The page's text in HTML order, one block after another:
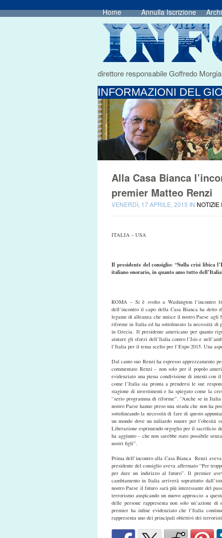
Home Annulla Iscrizione
direttore responsabile Goffredo Morgia
INFORMAZIONI DEL
Alla Casa Bianca
premier Matteo Renzi
VENERDÌ, 17 APRILE, 2015 IN NOTIZIE
ITALIA – USA
Il presidente del consiglio: “Sulla crisi libica
italiano onorario, in quanto amo tutto
ROMA – Si è svolto a Washington l’incontro
dell’incontro il capo della Casa Bianca ha detto
legame di alleanza che unisce il nostro Paese
riforme in Italia ed ha sottolineato la necessità
in Grecia. Il presidente americano per quanto
aiutare gli sforzi dell’Italia contro l’Isis e
l’Italia per il tema scelto per l’Expo 2015. Una
Dal canto suo Renzi ha espresso apprezzamento
commentato Renzi – non solo per il popolo
evidenziato una piena condivisione di intenti con
come l’Italia sia pronta a prendersi le sue
stagione di investimenti e ha spiegato come la
“serio programma di riforme”. “Anche se in
nostro Paese hanno preso una strada che non ha
sottolineando la necessità di fare di questo
un mondo dove un miliardo muore per
Liberazione esprimendo orgoglio per il sacrificio
ha aggiunto – che non sarebbe stato possibile
nostri figli”.
Prima dell’incontro alla Casa Bianca Renzi
presidente del consiglio aveva affermato “Per
per dare un indirizzo al futuro”. Il premier
cambiamento in Italia arriverà soprattutto
nostro Paese il futuro sarà più interessante del
terrorismo auspicando un nuovo approccio a
delle persone rappresenta non solo un’azione
premier ha infine evidenziato che l’Italia
rappresenta uno dei principali obiettivi dei